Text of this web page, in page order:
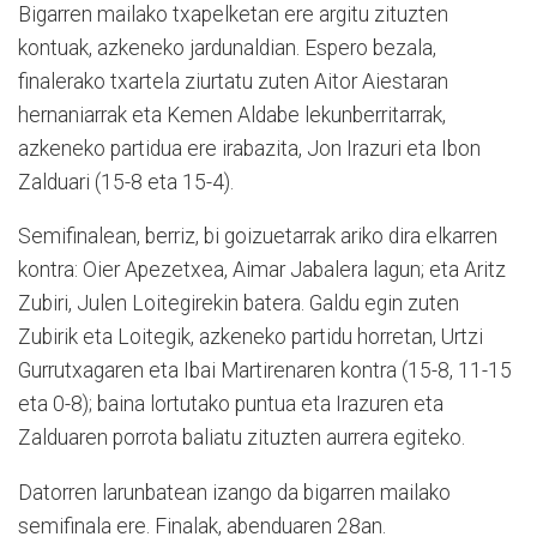
Bigarren mailako txapelketan ere argitu zituzten
kontuak, azkeneko jardunaldian. Espero bezala,
finalerako txartela ziurtatu zuten Aitor Aiestaran
hernaniarrak eta Kemen Aldabe lekunberritarrak,
azkeneko partidua ere irabazita, Jon Irazuri eta Ibon
Zalduari (15-8 eta 15-4).
Semifinalean, berriz, bi goizuetarrak ariko dira elkarren
kontra: Oier Apezetxea, Aimar Jabalera lagun; eta Aritz
Zubiri, Julen Loitegirekin batera. Galdu egin zuten
Zubirik eta Loitegik, azkeneko partidu horretan, Urtzi
Gurrutxagaren eta Ibai Martirenaren kontra (15-8, 11-15
eta 0-8); baina lortutako puntua eta Irazuren eta
Zalduaren porrota baliatu zituzten aurrera egiteko.
Datorren larunbatean izango da bigarren mailako
semifinala ere. Finalak, abenduaren 28an.